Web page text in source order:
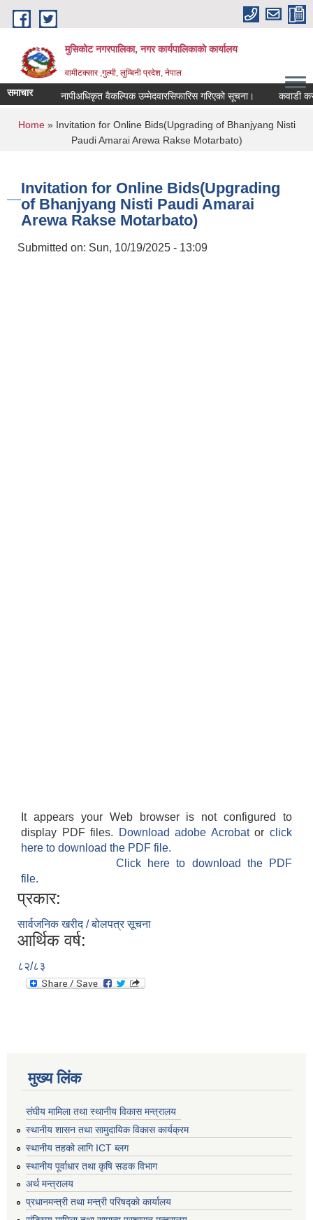
Skip to main content
मुसिकोट नगरपालिका, नगर कार्यपालिकाकाे कार्यालय
वामीटक्सार ,गुल्मी, लुम्बिनी प्रदेश, नेपाल
समाचार नापीअधिकृत वैकल्पिक उम्मेदवारसिफारिस गरिएको सूचना। कवाडी करको
You are here
Home» Invitation for Online Bids(Upgrading of Bhanjyang Nisti
Paudi Amarai Arewa Rakse Motarbato)
Invitation for Online Bids(Upgrading
of Bhanjyang Nisti Paudi Amarai
Arewa Rakse Motarbato)
Submitted on: Sun, 10/19/2025 - 13:09
It appears your Web browser is not configured to
display PDF files.
Download adobe Acrobatorclick
here to download the PDF file.
Click here to download the PDF
file.
प्रकार:
सार्वजनिक खरीद / बोलपत्र सूचना
आर्थिक वर्ष:
८२/८३
मुख्य लिंक
संघीय मामिला तथा स्थानीय विकास मन्त्रालय
स्थानीय शासन तथा सामुदायिक विकास कार्यक्रम
स्थानीय तहको लागि ICT ब्लग
स्थानीय पूर्वाधार तथा कृषि सडक विभाग
अर्थ मन्त्रालय
प्रधानमन्त्री तथा मन्त्री परिषद्काे कार्यालय